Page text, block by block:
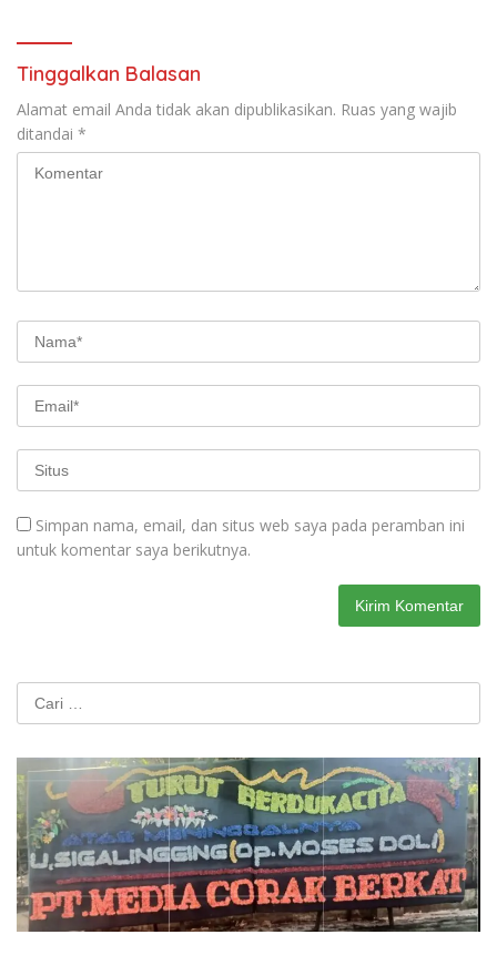
Tinggalkan Balasan
Alamat email Anda tidak akan dipublikasikan. Ruas yang wajib
ditandai *
Simpan nama, email, dan situs web saya pada peramban ini
untuk komentar saya berikutnya.